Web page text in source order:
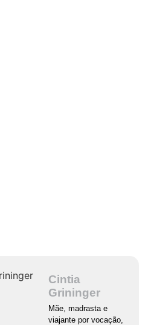
Cintia
Grininger
Mãe, madrasta e
viajante por vocação,